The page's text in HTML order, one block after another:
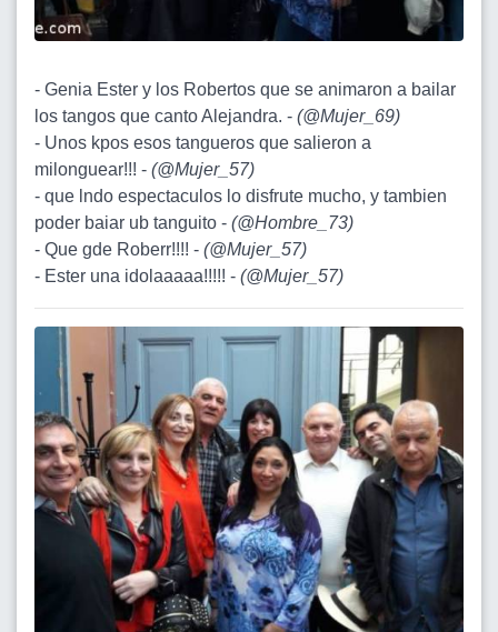
- Genia Ester y los Robertos que se animaron a bailar
los tangos que canto Alejandra. - (@Mujer_69)
- Unos kpos esos tangueros que salieron a
milonguear!!! - (@Mujer_57)
- que lndo espectaculos lo disfrute mucho, y tambien
poder baiar ub tanguito - (@Hombre_73)
- Que gde Roberr!!!! - (@Mujer_57)
- Ester una idolaaaaa!!!!! - (@Mujer_57)